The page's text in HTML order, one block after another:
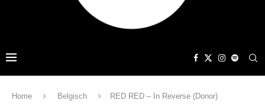
Home Belgisch RED RED – In Reverse (Donor)